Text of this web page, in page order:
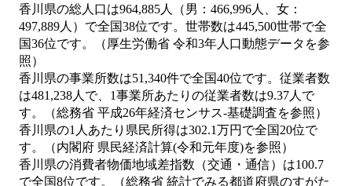
香川県の総人口は964,885人（男：466,996人、女：
497,889人）で全国38位です。世帯数は445,500世帯で全
国36位です。（厚生労働省 令和3年人口動態データを参
照）
香川県の事業所数は51,340件で全国40位です。従業者数
は481,238人で、1事業所あたりの従業者数は9.37人で
す。（総務省 平成26年経済センサス‐基礎調査を参照）
香川県の1人あたり県民所得は302.1万円で全国20位で
す。（内閣府 県民経済計算(令和元年度)を参照）
香川県の消費者物価地域差指数（交通・通信）は100.7
で全国8位です。（総務省 統計でみる都道府県のすがた